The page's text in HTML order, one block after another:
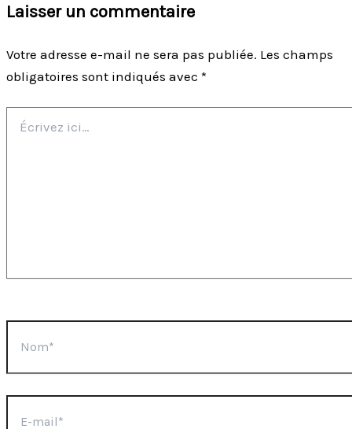
Laisser un commentaire
Votre adresse e-mail ne sera pas publiée. Les champs
obligatoires sont indiqués avec *
ici…
mail*